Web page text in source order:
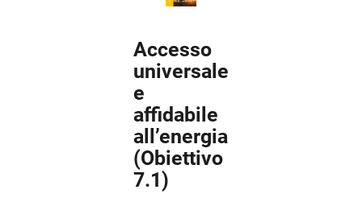
Accesso
universale
e
affidabile
all’energia
(Obiettivo
7.1)